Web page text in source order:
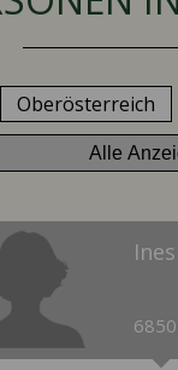
Oberösterreich
Alle